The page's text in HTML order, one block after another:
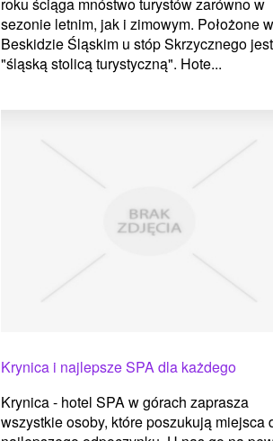
sezonie letnim, jak i zimowym. Położone w
Beskidzie Śląskim u stóp Skrzycznego jest
"śląską stolicą turystyczną". Hote...
Krynica i najlepsze SPA dla każdego
Krynica - hotel SPA w górach zaprasza
wszystkie osoby, które poszukują miejsca